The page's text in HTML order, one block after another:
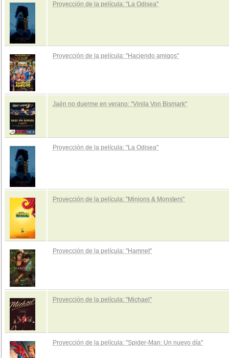
Proyección de la película: "La Odisea"
Proyección de la película: "Haciendo amigos"
Jaén no duerme en verano: "Vinila Von Bismark"
Proyección de la película: "La Odisea"
Proyección de la película: "Minions & Monsters"
Proyección de la película: "Hamnet"
Proyección de la película: "Michael"
Proyección de la película: "Spider-Man: Un nuevo día"